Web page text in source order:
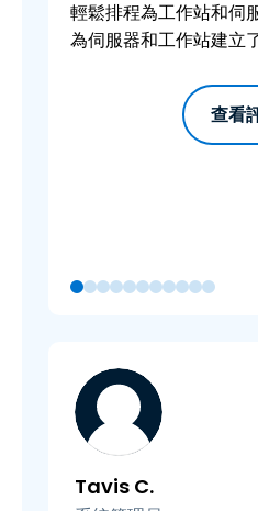
輕鬆排程為工作站和伺
為伺服器和工作站建立
查看
Tavis C.